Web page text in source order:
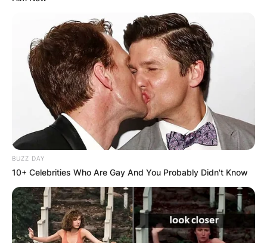
BUZZ DAY
10+ Celebrities Who Are Gay And You Probably Didn't Know